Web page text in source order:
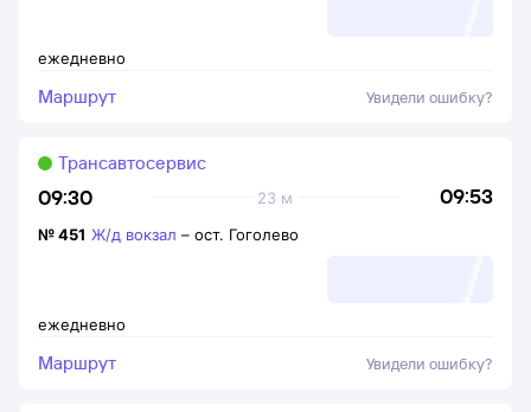
ежедневно
Маршрут Увидели ошибку?
09:30 09:53
23 м
Трансавтосервис
ежедневно
№451 Ж/д вокзал – ост. Гоголево
Маршрут Увидели ошибку?